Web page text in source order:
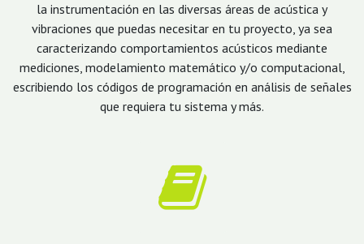
la instrumentación en las diversas áreas de acústica y
vibraciones que puedas necesitar en tu proyecto, ya sea
caracterizando comportamientos acústicos mediante
mediciones, modelamiento matemático y/o computacional,
escribiendo los códigos de programación en análisis de señales
que requiera tu sistema y más.